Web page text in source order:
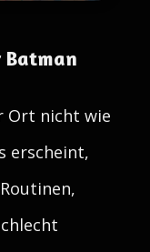
Ort nicht wie
erscheint,